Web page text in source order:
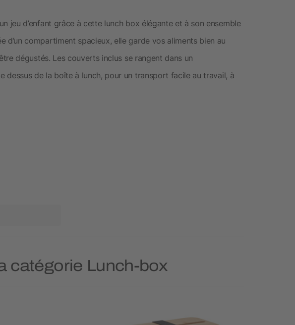
jeu d’enfant grâce à cette lunch box élégante et à son ensemble
d’un compartiment spacieux, elle garde vos aliments bien au
dégustés. Les couverts inclus se rangent dans un
dessus de la boîte à lunch, pour un transport facile au travail, à
catégorie Lunch-box